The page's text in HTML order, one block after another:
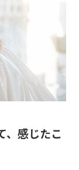
、感じたこ